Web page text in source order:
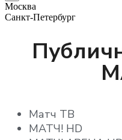
Москва
Санкт-Петербург
Матч ТВ
МАТЧ! HD